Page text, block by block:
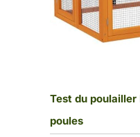
Test du poulailler
poules